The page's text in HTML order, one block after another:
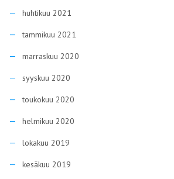
huhtikuu 2021
tammikuu 2021
marraskuu 2020
syyskuu 2020
toukokuu 2020
helmikuu 2020
lokakuu 2019
kesäkuu 2019